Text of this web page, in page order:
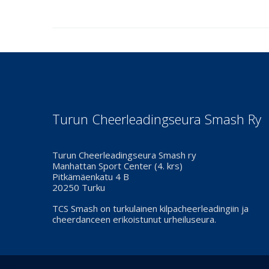
Turun Cheerleadingseura Smash Ry
Turun Cheerleadingseura Smash ry
Manhattan Sport Center (4. krs)
Pitkämäenkatu 4 B
20250 Turku
TCS Smash on turkulainen kilpacheerleadingiin ja
cheerdanceen erikoistunut urheiluseura.